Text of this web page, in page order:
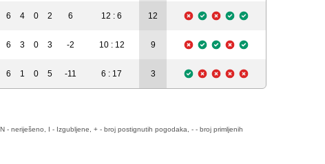
6 4 0 2 6 12 : 6 12
6 3 0 3 -2 10 : 12 9
6 1 0 5 -11 6 : 17 3
- neriješeno, I - Izgubljene, + - broj postignutih pogodaka, - - broj primljenih